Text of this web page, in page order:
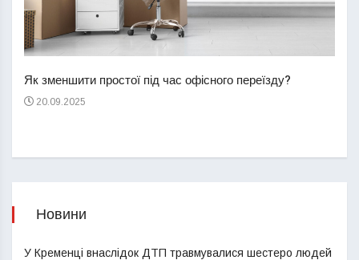
Як зменшити простої під час офісного переїзду?
20.09.2025
Новини
У Кременці внаслідок ДТП травмувалися шестеро людей